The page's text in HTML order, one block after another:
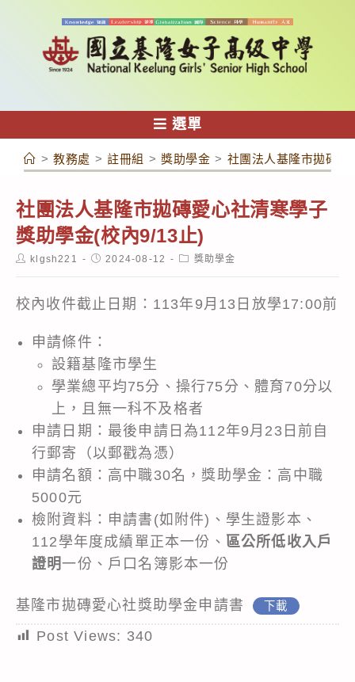
容
選單
> 教務處 > 註冊組 > 獎助學金 > 社團法人基隆市拋磚
社團法人基隆市拋磚愛心社清寒學子
獎助學金(校內9/13止)
Postklgsh221
Post2024-08-12
Post獎助學金
校內收件截止日期：113年9月13日放學17:00前
申請條件：
設籍基隆市學生
學業總平均75分、操行75分、體育70分以
上，且無一科不及格者
申請日期：最後申請日為112年9月23日前自
行郵寄（以郵戳為憑）
申請名額：高中職30名，獎助學金：高中職
5000元
檢附資料：申請書(如附件)、學生證影本、
112學年度成績單正本一份、 區公所低收入戶
證明一份、戶口名簿影本一份
基隆市拋磚愛心社獎助學金申請書 下載
Post Views: 340